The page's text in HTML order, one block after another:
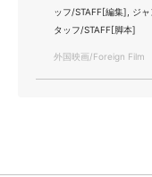
ッフ/STAFF[編集], ジ
タッフ/STAFF[脚本]
外国映画/Foreign Film